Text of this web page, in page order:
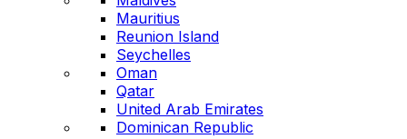
Mauritius
Reunion Island
Seychelles
Oman
Qatar
United Arab Emirates
Dominican Republic